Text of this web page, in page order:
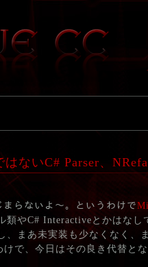
はないC# Parser、
まらないよ～。というわけで
類やC# Interactiveとかはな
、まあ未実装も少なくなく、
けで、今日はその良き代替と